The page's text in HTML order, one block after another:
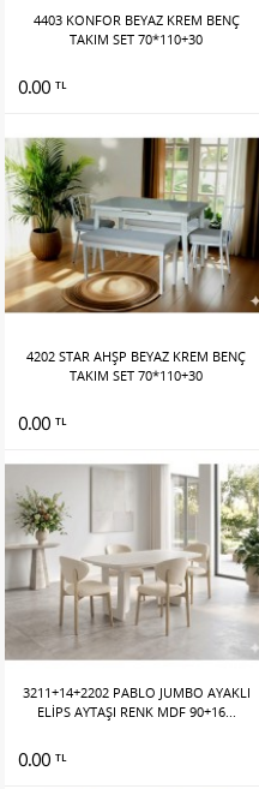
4403 KONFOR BEYAZ KREM BENÇ
TAKIM SET 70*110+30
0.00 TL
4202 STAR AHŞP BEYAZ KREM BENÇ
TAKIM SET 70*110+30
0.00 TL
3211+14+2202 PABLO JUMBO AYAKLI
ELİPS AYTAŞI RENK MDF 90+16...
0.00 TL